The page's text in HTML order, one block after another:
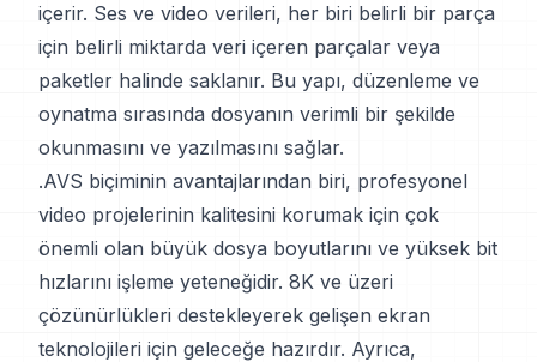
içerir. Ses ve video verileri, her biri belirli bir parça
için belirli miktarda veri içeren parçalar veya
paketler halinde saklanır. Bu yapı, düzenleme ve
oynatma sırasında dosyanın verimli bir şekilde
okunmasını ve yazılmasını sağlar.
.AVS biçiminin avantajlarından biri, profesyonel
video projelerinin kalitesini korumak için çok
önemli olan büyük dosya boyutlarını ve yüksek bit
hızlarını işleme yeteneğidir. 8K ve üzeri
çözünürlükleri destekleyerek gelişen ekran
teknolojileri için geleceğe hazırdır. Ayrıca,